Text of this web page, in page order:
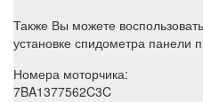
Также Вы можете
установке спидометра панели
Номера моторчика:
7BA1377562C3C